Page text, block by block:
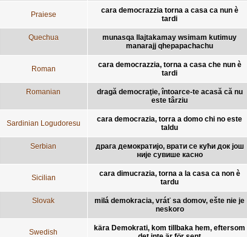
Praiese
cara democrazzia torna a casa ca nun è
tardi
Quechua
munasqa llajtakamay wsimam kutimuy
manarajj qhepapachachu
Roman
cara democrazzia, torna a casa che nun è
tardi
Romanian
dragă democraţie, întoarce-te acasă că nu
este târziu
Sardinian Logudoresu
cara democrazia, torra a domo chi no este
taldu
Serbian
драга демократијо, врати се кући док још
није сувише касно
Sicilian
cara dimucrazia, torna a la casa ca non è
tardu
Slovak
milá demokracia, vráť sa domov, ešte nie je
neskoro
Swedish
kära Demokrati, kom tillbaka hem, eftersom